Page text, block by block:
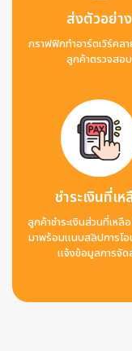
ส่งตัวอย่าง
กราฟฟิกทำอาร์ตเวิร์คล
ลูกค้าตรวจสอบ
ชำระเงินที่เห
ลูกค้าชำระเงินส่วนที่เหลื
มาพร้อมแนบสลิปการโอ
แจ้งข้อมูลการจัด